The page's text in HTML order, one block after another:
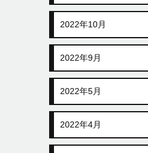
2022年10月
2022年9月
2022年5月
2022年4月